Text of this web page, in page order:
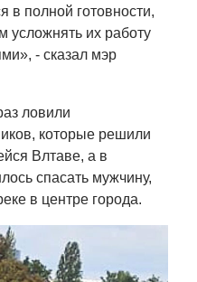
в полной готовности,
усложнять их работу
- сказал мэр
ловили
которые решили
Влтаве, а в
спасать мужчину,
в центре города.